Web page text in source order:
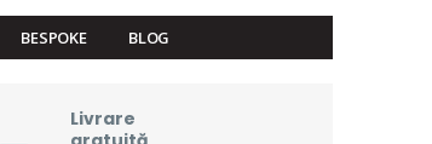
BESPOKE BLOG
Livrare